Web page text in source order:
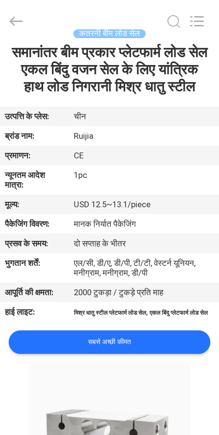
घर
उत्पादों
वीडियो
बारे
में
कारखाना
भ्रमण
गुणवत्ता
संपर्क
करें
एक
Instruments
Reserved.
कतरनी बीम लोड सेल
समानांतर बीम प्रकार प्लेटफार्म लोड सेल
एकल बिंदु वजन सेल के लिए यांत्रिक
हाथ लोड निगरानी मिश्र धातु स्टील
उत्पत्ति के प्लेस:
चीन
ब्रांड नाम:
Ruijia
प्रमाणन:
CE
न्यूनतम आदेश
मात्रा:
1pc
मूल्य:
USD 12.5~13.1/piece
पैकेजिंग विवरण:
मानक निर्यात पैकेजिंग
प्रसव के समय:
दो सप्ताह के भीतर
भुगतान शर्तें:
एल/सी, डी/ए, डी/पी, टी/टी, वेस्टर्न यूनियन,
मनीग्राम, मनीग्राम, डी/पी
आपूर्ति की क्षमता:
2000 टुकड़ा / टुकड़े प्रति माह
हाई लाइट:
मिश्र धातु स्टील प्लेटफार्म लोड सेल,एकल बिंदु प्लेटफार्म लोड सेल
सबसे अच्छी कीमत